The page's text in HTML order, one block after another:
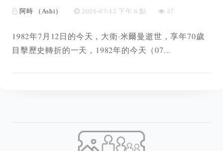
阿時 （Ashi） 2026-07-12 下午 8 點 37
1982年7月12日的今天，大衛·米爾曼逝世，享年70歲
目擊歷史轉折的一天，1982年的今天（07...